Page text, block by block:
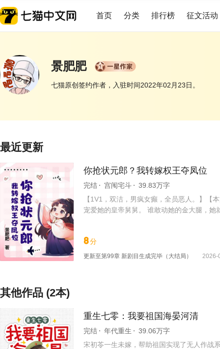
首页 分类 排行榜 征文活动
景肥肥
七猫原创签约作者，入驻时间2022年02月23日。
最近更新
你抢状元郎？我转嫁权王夺凤位
完结 宫闱宅斗
39.83万字
【1V1，双洁，男疯女癫，全员恶人。】【
宠爱她的皇帝舅舅。 谁敢动她的金大腿，
净吗？ 五皇子笑得妖孽：本王登基后，皇后
8分
更新至第99章 新剧目生成完毕（大结局） 2026-
其他作品 (2本)
重生七零：我要祖国海晏河清
完结 年代重生
39.06万字
宋初苓一生未嫁，帮助祖国实现了无人作战